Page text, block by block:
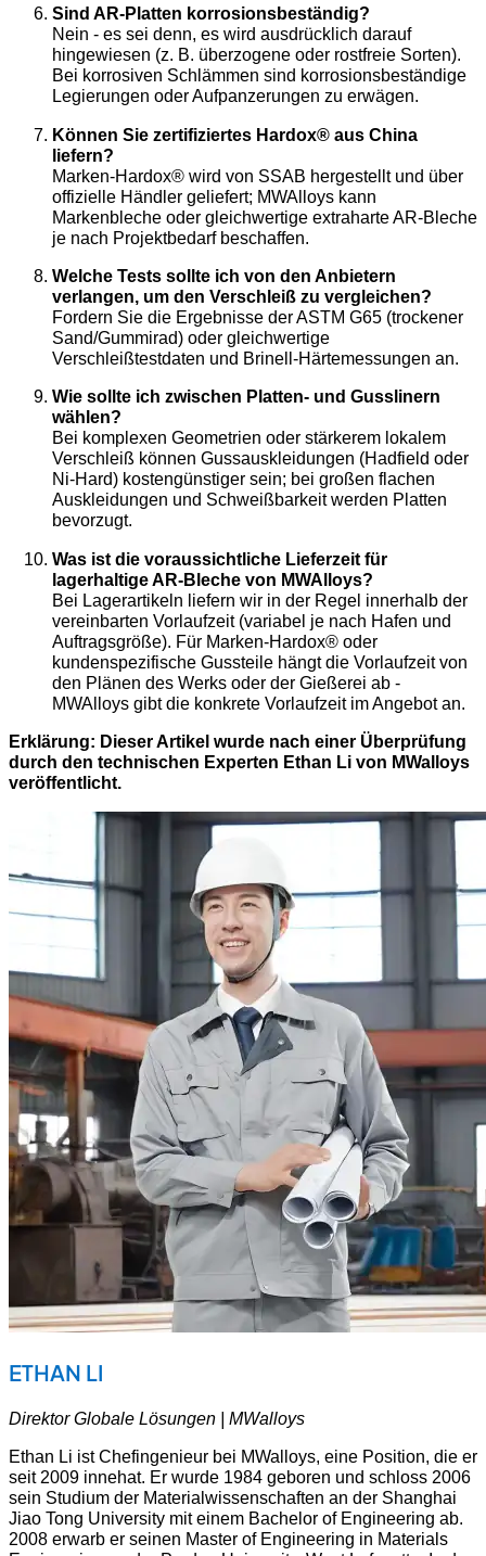
Sind AR-Platten korrosionsbeständig?
Nein - es sei denn, es wird ausdrücklich darauf
hingewiesen (z. B. überzogene oder rostfreie Sorten).
Bei korrosiven Schlämmen sind korrosionsbeständige
Legierungen oder Aufpanzerungen zu erwägen.
Können Sie zertifiziertes Hardox® aus China
liefern?
Marken-Hardox® wird von SSAB hergestellt und über
offizielle Händler geliefert; MWAlloys kann
Markenbleche oder gleichwertige extraharte AR-Bleche
je nach Projektbedarf beschaffen.
Welche Tests sollte ich von den Anbietern
verlangen, um den Verschleiß zu vergleichen?
Fordern Sie die Ergebnisse der ASTM G65 (trockener
Sand/Gummirad) oder gleichwertige
Verschleißtestdaten und Brinell-Härtemessungen an.
Wie sollte ich zwischen Platten- und Gusslinern
wählen?
Bei komplexen Geometrien oder stärkerem lokalem
Verschleiß können Gussauskleidungen (Hadfield oder
Ni-Hard) kostengünstiger sein; bei großen flachen
Auskleidungen und Schweißbarkeit werden Platten
bevorzugt.
Was ist die voraussichtliche Lieferzeit für
lagerhaltige AR-Bleche von MWAlloys?
Bei Lagerartikeln liefern wir in der Regel innerhalb der
vereinbarten Vorlaufzeit (variabel je nach Hafen und
Auftragsgröße). Für Marken-Hardox® oder
kundenspezifische Gussteile hängt die Vorlaufzeit von
den Plänen des Werks oder der Gießerei ab -
MWAlloys gibt die konkrete Vorlaufzeit im Angebot an.
Erklärung: Dieser Artikel wurde nach einer Überprüfung
durch den technischen Experten Ethan Li von MWalloys
veröffentlicht.
ETHAN LI
Direktor Globale Lösungen | MWalloys
Ethan Li ist Chefingenieur bei MWalloys, eine Position, die er
seit 2009 innehat. Er wurde 1984 geboren und schloss 2006
sein Studium der Materialwissenschaften an der Shanghai
Jiao Tong University mit einem Bachelor of Engineering ab.
2008 erwarb er seinen Master of Engineering in Materials